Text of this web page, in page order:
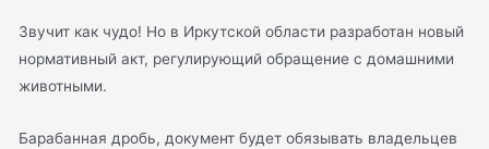
Звучит как чудо! Но в Иркутской области разработан новый
нормативный акт, регулирующий обращение с домашними
животными.
Барабанная дробь, документ будет обязывать владельцев